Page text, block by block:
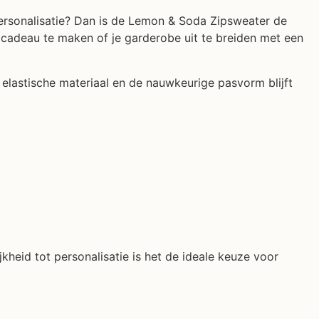
Dan is de Lemon & Soda Zipsweater de
te maken of je garderobe uit te breiden met een
materiaal en de nauwkeurige pasvorm blijft
tot personalisatie is het de ideale keuze voor